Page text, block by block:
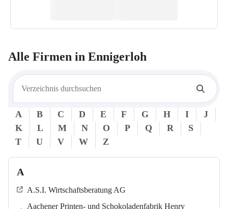
Alle Firmen in Ennigerloh
A B C D E F G H I
J
K
L M N O P Q R
S
T
U V W Z
A
A.S.I. Wirtschaftsberatung AG
Aachener Printen- und Schokoladenfabrik Henry